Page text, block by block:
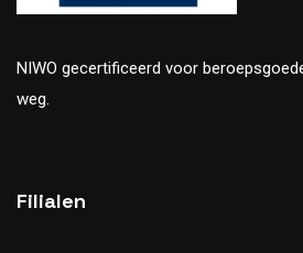
NIWO gecertificeerd voor
weg.
Filialen